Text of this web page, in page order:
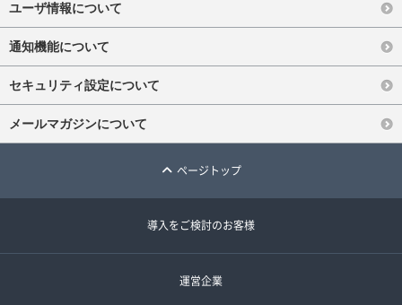
ユーザ情報について
通知機能について
セキュリティ設定について
メールマガジンについて
ページトップ
導入をご検討のお客様
運営企業